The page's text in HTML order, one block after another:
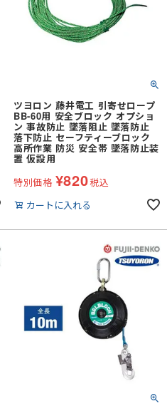
ツヨロン 藤井電工 引寄せロープ
BB-60用 安全ブロック オプショ
ン 事故防止 墜落阻止 墜落防止
落下防止 セーフティーブロック
高所作業 防災 安全帯 墜落防止装
置 仮設用
特別価格 ¥820税込
カートに入れる